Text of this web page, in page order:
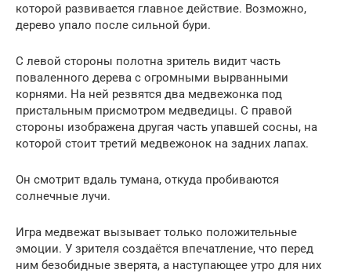
которой развивается главное действие. Возможно,
дерево упало после сильной бури.
С левой стороны полотна зритель видит часть
поваленного дерева с огромными вырванными
корнями. На ней резвятся два медвежонка под
пристальным присмотром медведицы. С правой
стороны изображена другая часть упавшей сосны, на
которой стоит третий медвежонок на задних лапах.
Он смотрит вдаль тумана, откуда пробиваются
солнечные лучи.
Игра медвежат вызывает только положительные
эмоции. У зрителя создаётся впечатление, что перед
ним безобидные зверята, а наступающее утро для них